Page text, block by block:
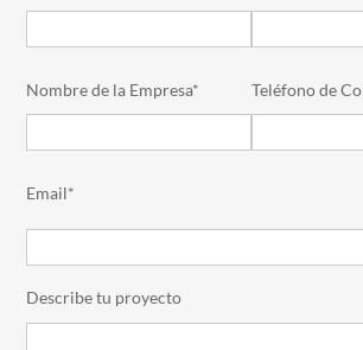
Nombre de la Empresa* Teléfono de
Email*
Describe tu proyecto